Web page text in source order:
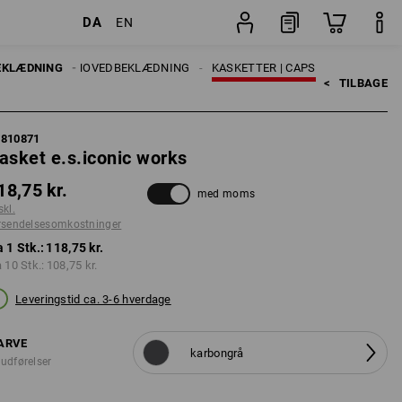
DA EN
KASKETTER | CAPS
HOVEDBEKLÆDNING
< TILBAGE
e.s.iconic works
kr.
med moms
1 Stk.: 118,75 kr.
10 Stk.: 108,75 kr.
Leveringstid ca. 3-6 hverdage
karbongrå